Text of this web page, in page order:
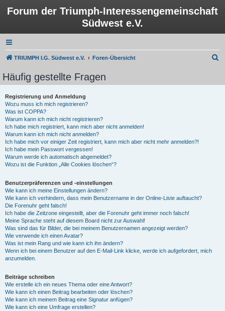
Forum der Triumph-Interessengemeinschaft
Südwest e.V.
TRIUMPH I.G. Südwest e.V. Foren-Übersicht
Häufig gestellte Fragen
Registrierung und Anmeldung
Wozu muss ich mich registrieren?
Was ist COPPA?
Warum kann ich mich nicht registrieren?
Ich habe mich registriert, kann mich aber nicht anmelden!
Warum kann ich mich nicht anmelden?
Ich habe mich vor einiger Zeit registriert, kann mich aber nicht mehr anmelden?!
Ich habe mein Passwort vergessen!
Warum werde ich automatisch abgemeldet?
Wozu ist die Funktion „Alle Cookies löschen“?
Benutzerpräferenzen und -einstellungen
Wie kann ich meine Einstellungen ändern?
Wie kann ich verhindern, dass mein Benutzername in der Online-Liste auftaucht?
Die Forenuhr geht falsch!
Ich habe die Zeitzone eingestellt, aber die Forenuhr geht immer noch falsch!
Meine Sprache steht auf diesem Board nicht zur Auswahl!
Was sind das für Bilder, die bei meinem Benutzernamen angezeigt werden?
Wie verwende ich einen Avatar?
Was ist mein Rang und wie kann ich ihn ändern?
Wenn ich bei einem Benutzer auf den E-Mail-Link klicke, werde ich aufgefordert, mich
anzumelden.
Beiträge schreiben
Wie erstelle ich ein neues Thema oder eine Antwort?
Wie kann ich einen Beitrag bearbeiten oder löschen?
Wie kann ich meinem Beitrag eine Signatur anfügen?
Wie kann ich eine Umfrage erstellen?